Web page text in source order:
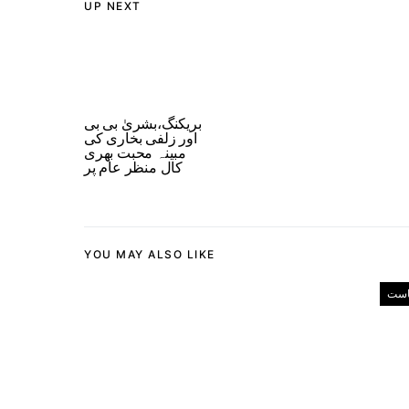
UP NEXT
بریکنگ،بشریٰ بی بی
اور زلفی بخاری کی
مبینہ محبت بھری
کال منظر عام پر
YOU MAY ALSO LIKE